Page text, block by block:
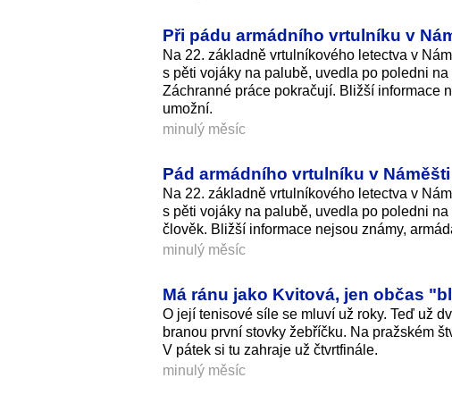
Při pádu armádního vrtulníku v
Na 22. základně vrtulníkového letectva v
s pěti vojáky na palubě, uvedla po poledni
Záchranné práce pokračují. Bližší informace
umožní.
minulý měsíc
Pád armádního vrtulníku v
Na 22. základně vrtulníkového letectva v
s pěti vojáky na palubě, uvedla po poledni
člověk. Bližší informace nejsou známy,
minulý měsíc
Má ránu jako Kvitová, jen občas
O její tenisové síle se mluví už roky. Teď už
branou první stovky žebříčku. Na pražském
V pátek si tu zahraje už čtvrtfinále.
minulý měsíc